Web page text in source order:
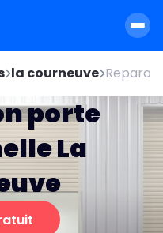
la courneuve
porte
La